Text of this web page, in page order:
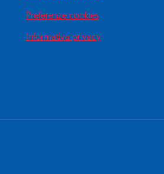
Preferenze cookies
Informativa privacy